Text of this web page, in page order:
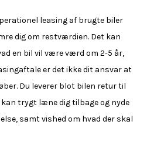
leasing af brugte biler
dig om restværdien. Det kan
en bil vil være værd om 2-5 år,
er det ikke dit ansvar at
Du leverer blot bilen retur til
kan trygt læne dig tilbage og nyde
samt vished om hvad der skal